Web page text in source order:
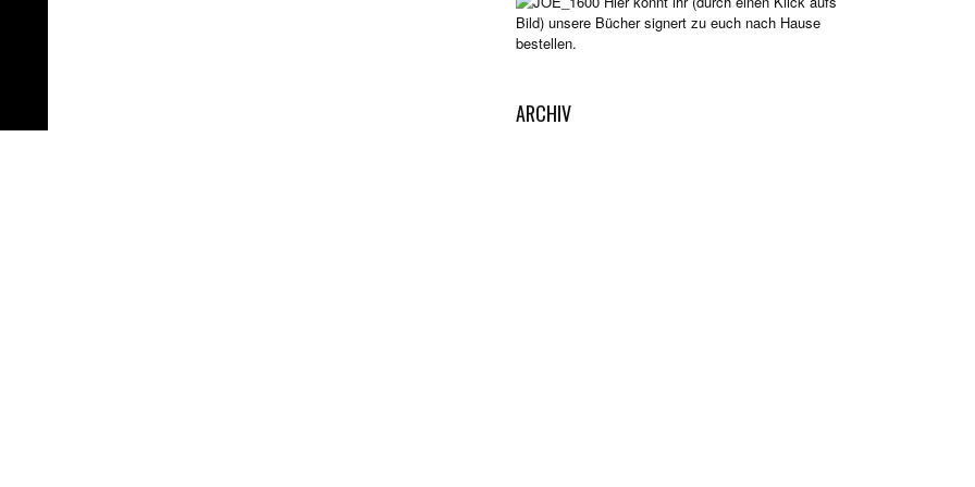
Bild) unsere Bücher signert zu euch nach Hause
bestellen.
ARCHIV